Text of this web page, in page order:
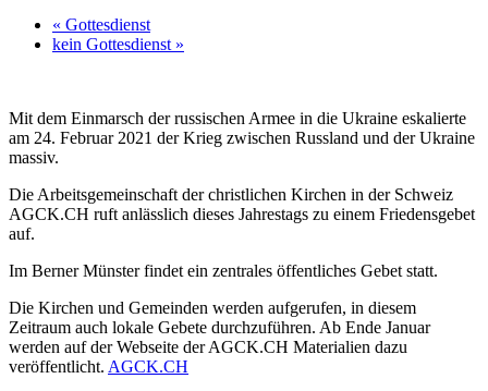
« Gottesdienst
kein Gottesdienst »
Mit dem Einmarsch der russischen Armee in die Ukraine eskalierte
am 24. Februar 2021 der Krieg zwischen Russland und der Ukraine
massiv.
Die Arbeitsgemeinschaft der christlichen Kirchen in der Schweiz
AGCK.CH ruft anlässlich dieses Jahrestags zu einem Friedensgebet
auf.
Im Berner Münster findet ein zentrales öffentliches Gebet statt.
Die Kirchen und Gemeinden werden aufgerufen, in diesem
Zeitraum auch lokale Gebete durchzuführen. Ab Ende Januar
werden auf der Webseite der AGCK.CH Materialien dazu
veröffentlicht. AGCK.CH